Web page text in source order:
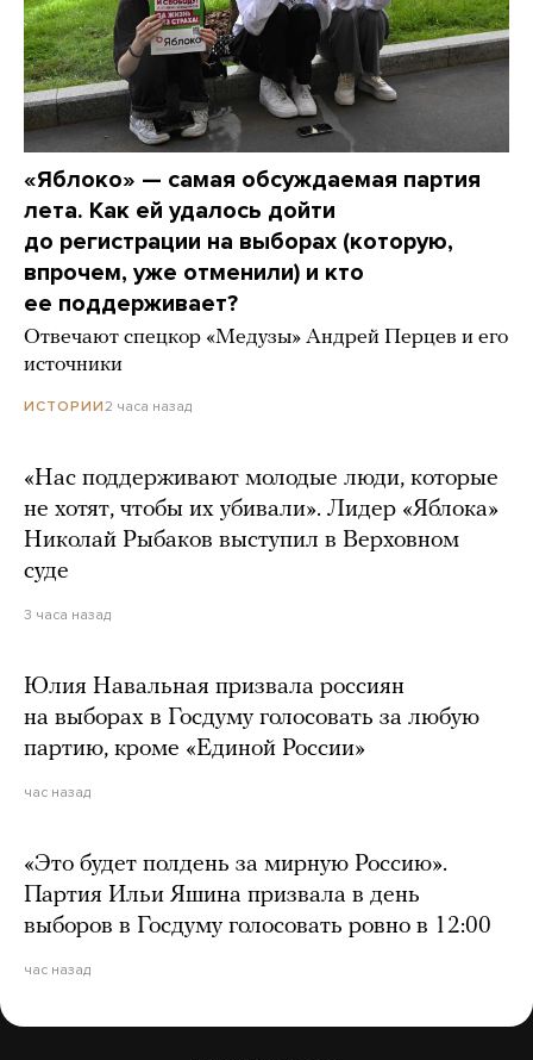
«Яблоко» — самая обсуждаемая партия
лета. Как ей удалось дойти
до регистрации на выборах (которую,
впрочем, уже отменили) и кто
ее поддерживает?
Отвечают спецкор «Медузы» Андрей Перцев и его
источники
ИСТОРИИ2 часа назад
«Нас поддерживают молодые люди, которые
не хотят, чтобы их убивали». Лидер «Яблока»
Николай Рыбаков выступил в Верховном
суде
3 часа назад
Юлия Навальная призвала россиян
на выборах в Госдуму голосовать за любую
партию, кроме «Единой России»
час назад
«Это будет полдень за мирную Россию».
Партия Ильи Яшина призвала в день
выборов в Госдуму голосовать ровно в 12:00
час назад